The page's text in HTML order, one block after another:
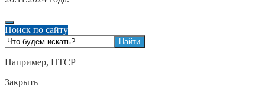
Поиск по сайту
Например, ПТСР
Закрыть